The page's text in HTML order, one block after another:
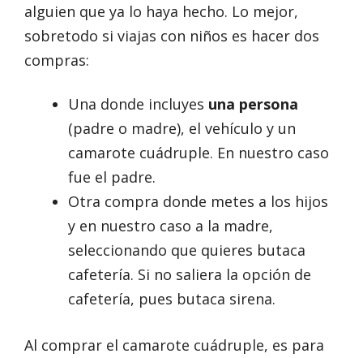
alguien que ya lo haya hecho. Lo mejor,
sobretodo si viajas con niños es hacer dos
compras:
Una donde incluyes una persona
(padre o madre), el vehículo y un
camarote cuádruple. En nuestro caso
fue el padre.
Otra compra donde metes a los hijos
y en nuestro caso a la madre,
seleccionando que quieres butaca
cafetería. Si no saliera la opción de
cafetería, pues butaca sirena.
Al comprar el camarote cuádruple, es para